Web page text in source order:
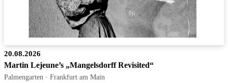
20.08.2026
Martin Lejeune’s „Mangelsdorff Revisited“
Palmengarten · Frankfurt am Main